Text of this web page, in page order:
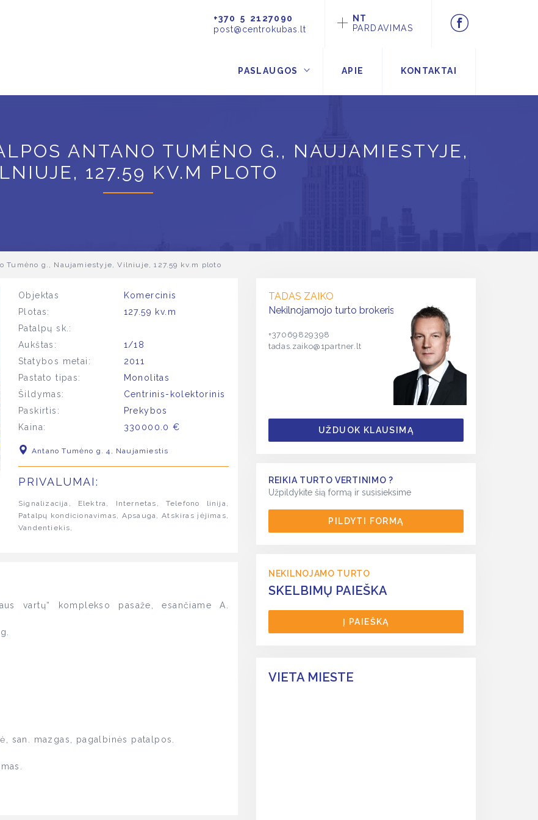
+370 5 2127090
post@centrokubas.lt
NT
PARDAVIMAS
PASLAUGOS APIE KONTAKTAI
ANTANO TUMĖNO G., NAUJAMIESTYJE,
127.59 KV.M PLOTO
Tumėno g., Naujamiestyje, Vilniuje, 127.59 kv.m ploto
Objektas
Komercinis
Plotas:
127.59 kv.m
Patalpų sk.:
Aukštas:
1/18
Statybos metai:
2011
Pastato tipas:
Monolitas
Šildymas:
Centrinis-kolektorinis
Paskirtis:
Prekybos
Kaina:
330000.0 €
Antano Tumėno g. 4, Naujamiestis
PRIVALUMAI:
Signalizacija, Elektra, Internetas, Telefono linija,
Patalpų kondicionavimas, Apsauga, Atskiras įėjimas,
Vandentiekis,
vartų“ komplekso pasaže, esančiame A.
san. mazgas, pagalbinės patalpos.
TADAS ZAIKO
Nekilnojamojo turto brokeris
+37069829398
tadas.zaiko@1partner.lt
UŽDUOK KLAUSIMĄ
REIKIA TURTO VERTINIMO ?
Užpildykite šią formą ir susisieksime
PILDYTI FORMĄ
NEKILNOJAMO TURTO
SKELBIMŲ PAIEŠKA
Į PAIEŠKĄ
VIETA MIESTE